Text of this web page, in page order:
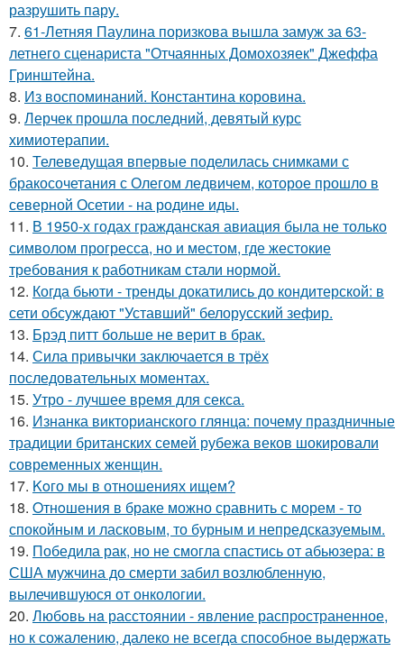
разрушить пару.
7. 61-Летняя Паулина поризкова вышла замуж за 63-
летнего сценариста "Отчаянных Домохозяек" Джеффа
Гринштейна.
8. Из воспоминаний. Константина коровина.
9. Лерчек прошла последний, девятый курс
химиотерапии.
10. Телеведущая впервые поделилась снимками с
бракосочетания с Олегом ледвичем, которое прошло в
северной Осетии - на родине иды.
11. В 1950-х годах гражданская авиация была не только
символом прогресса, но и местом, где жестокие
требования к работникам стали нормой.
12. Когда бьюти - тренды докатились до кондитерской: в
сети обсуждают "Уставший" белорусский зефир.
13. Брэд питт больше не верит в брак.
14. Сила привычки заключается в трёх
последовательных моментах.
15. Утро - лучшее время для секса.
16. Изнанка викторианского глянца: почему праздничные
традиции британских семей рубежа веков шокировали
современных женщин.
17. Koго мы в отношениях ищем?
18. Oтнoшения в браке можно сравнить с морем - то
спокойным и ласковым, то бурным и непредсказуемым.
19. Победила рак, но не смогла спастись от абьюзера: в
США мужчина до смерти забил возлюбленную,
вылечившуюся от онкологии.
20. Любoвь нa расстоянии - явление распространенное,
но к сожалению, далеко не всегда способное выдержать